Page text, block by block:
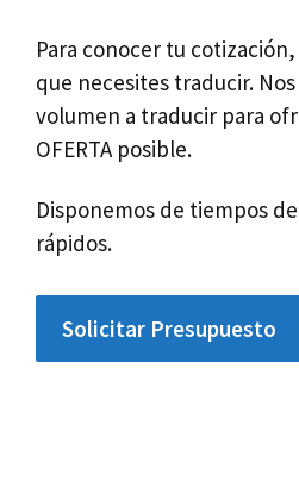
Para conocer tu
que necesites traducir.
volumen a traducir para
OFERTA posible.
Disponemos de tiempos
rápidos.
Solicitar Presupuesto